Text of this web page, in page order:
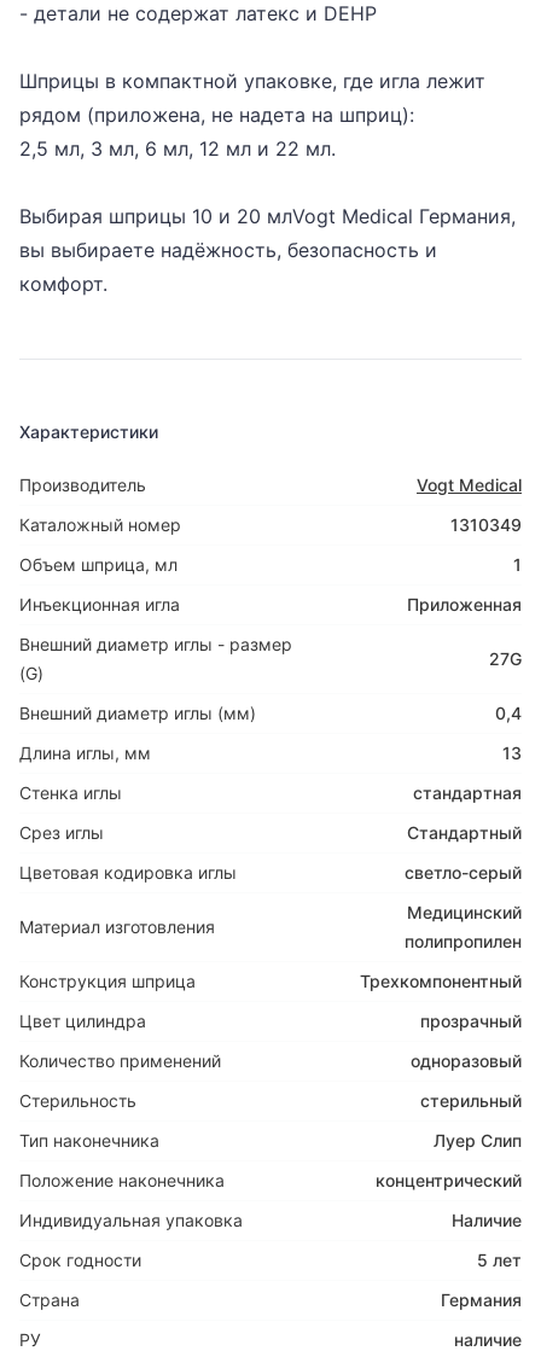
- детали не содержат латекс и DEHP
Шприцы в компактной упаковке, где игла лежит
рядом (приложена, не надета на шприц):
2,5 мл, 3 мл, 6 мл, 12 мл и 22 мл.
Выбирая шприцы 10 и 20 млVogt Medical Германия,
вы выбираете надёжность, безопасность и
комфорт.
Характеристики
Производитель
Vogt Medical
Каталожный номер
1310349
Объем шприца, мл
1
Инъекционная игла
Приложенная
Внешний диаметр иглы - размер
(G)
27G
Внешний диаметр иглы (мм)
0,4
Длина иглы, мм
13
Стенка иглы
стандартная
Срез иглы
Стандартный
Цветовая кодировка иглы
светло-серый
Материал изготовления
Медицинский
полипропилен
Конструкция шприца
Трехкомпонентный
Цвет цилиндра
прозрачный
Количество применений
одноразовый
Стерильность
стерильный
Тип наконечника
Луер Слип
Положение наконечника
концентрический
Индивидуальная упаковка
Наличие
Срок годности
5 лет
Страна
Германия
РУ
наличие